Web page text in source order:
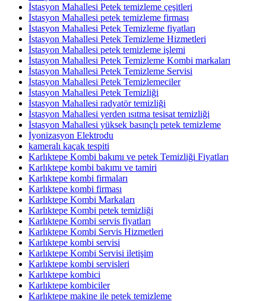
İstasyon Mahallesi Petek temizleme çeşitleri
İstasyon Mahallesi petek temizleme firması
İstasyon Mahallesi Petek Temizleme fiyatları
İstasyon Mahallesi Petek Temizleme Hizmetleri
İstasyon Mahallesi petek temizleme işlemi
İstasyon Mahallesi Petek Temizleme Kombi markaları
İstasyon Mahallesi Petek Temizleme Servisi
İstasyon Mahallesi Petek Temizlemeciler
İstasyon Mahallesi Petek Temizliği
İstasyon Mahallesi radyatör temizliği
İstasyon Mahallesi yerden ısıtma tesisat temizliği
İstasyon Mahallesi yüksek basınçlı petek temizleme
İyonizasyon Elektrodu
kameralı kaçak tespiti
Karlıktepe Kombi bakımı ve petek Temizliği Fiyatları
Karlıktepe kombi bakımı ve tamiri
Karlıktepe kombi firmaları
Karlıktepe kombi firması
Karlıktepe Kombi Markaları
Karlıktepe Kombi petek temizliği
Karlıktepe Kombi servis fiyatları
Karlıktepe Kombi Servis Hizmetleri
Karlıktepe kombi servisi
Karlıktepe Kombi Servisi iletişim
Karlıktepe kombi servisleri
Karlıktepe kombici
Karlıktepe kombiciler
Karlıktepe makine ile petek temizleme